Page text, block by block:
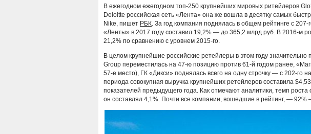
В ежегодном ежегодном топ-250 крупнейших мировых ритейлеров
Deloitte российская сеть «Лента» она же вошла в десятку самых
Nike, пишет РБК. За год компания поднялась в общем рейтинге с 207-
«Ленты» в 2017 году составил 19,2% — до 365,2 млрд руб. В 2016-м
21,2% по сравнению с уровнем 2015-го.
В целом крупнейшие российские ретейлеры в этом году значительно
Group переместилась на 47-ю позицию против 61-й годом ранее,
57-е место), ГК «Дикси» поднялась всего на одну строчку — с 202-го
периода совокупная выручка крупнейших ретейлеров составила
показателей предыдущего года. Как отмечают аналитики, темп роста
он составлял 4,1%. Почти все компании, вошедшие в рейтинг, —